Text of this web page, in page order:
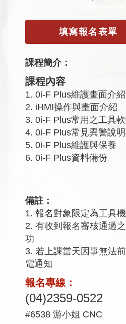
填寫報名表單
課程簡介：
課程內容
1. 0i-F Plus維護畫面介紹
2. iHMI操作與畫面介紹
3. 0i-F Plus常用之工具
4. 0i-F Plus常見異警說
5. 0i-F Plus維護與保養
6. 0i-F Plus資料備份
備註：
1. 報名對象限定為工具
2. 有收到報名審核通過
功
3. 若上課當天因事無法
電通知
報名專線：
(04)2359-0522
#6538 游小姐 CNC